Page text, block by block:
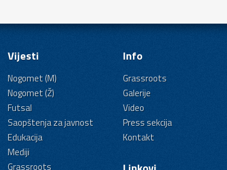
Vijesti
Nogomet (M)
Nogomet (Ž)
Futsal
Saopštenja za javnost
Edukacija
Mediji
Grassroots
Info
Grassroots
Galerije
Video
Press sekcija
Kontakt